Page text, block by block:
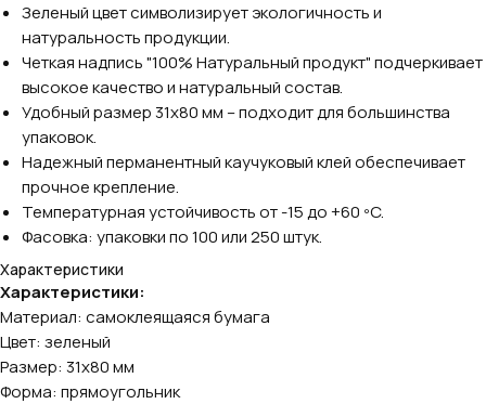
Зеленый цвет символизирует экологичность и
натуральность продукции.
Четкая надпись "100% Натуральный продукт" подчеркивает
высокое качество и натуральный состав.
Удобный размер 31х80 мм – подходит для большинства
упаковок.
Надежный перманентный каучуковый клей обеспечивает
прочное крепление.
Температурная устойчивость от -15 до +60 ºC.
Фасовка: упаковки по 100 или 250 штук.
Характеристики
Характеристики:
Материал: самоклеящаяся бумага
Цвет: зеленый
Размер: 31х80 мм
Форма: прямоугольник